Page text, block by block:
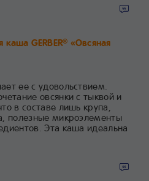
GERBER® «Овсяная
ее с удовольствием.
овсянки с тыквой и
в составе лишь крупа,
полезные микроэлементы
Эта каша идеальна